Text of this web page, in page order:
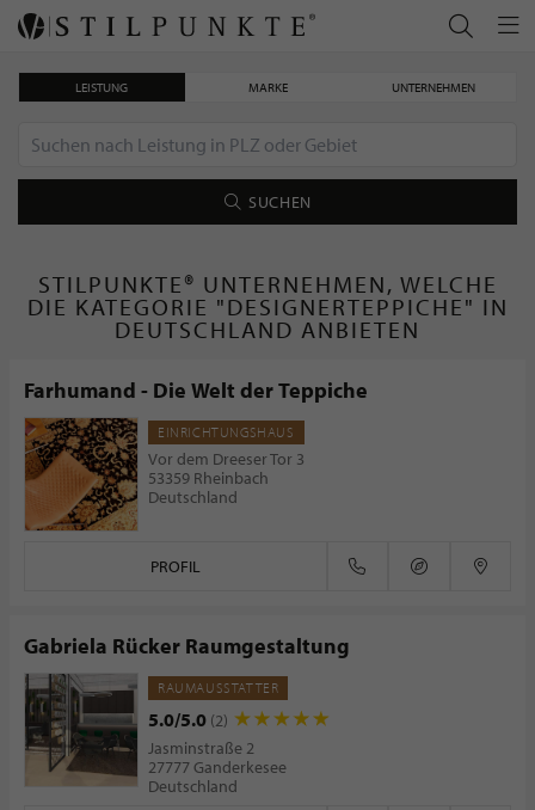
LEISTUNG MARKE UNTERNEHMEN
SUCHEN
STILPUNKTE® UNTERNEHMEN, WELCHE
DIE KATEGORIE "DESIGNERTEPPICHE" IN
DEUTSCHLAND ANBIETEN
Farhumand - Die Welt der Teppiche
EINRICHTUNGSHAUS
Vor dem Dreeser Tor 3
53359 Rheinbach
Deutschland
PROFIL
Gabriela Rücker Raumgestaltung
RAUMAUSSTATTER
5.0/5.0 (2)
Jasminstraße 2
27777 Ganderkesee
Deutschland